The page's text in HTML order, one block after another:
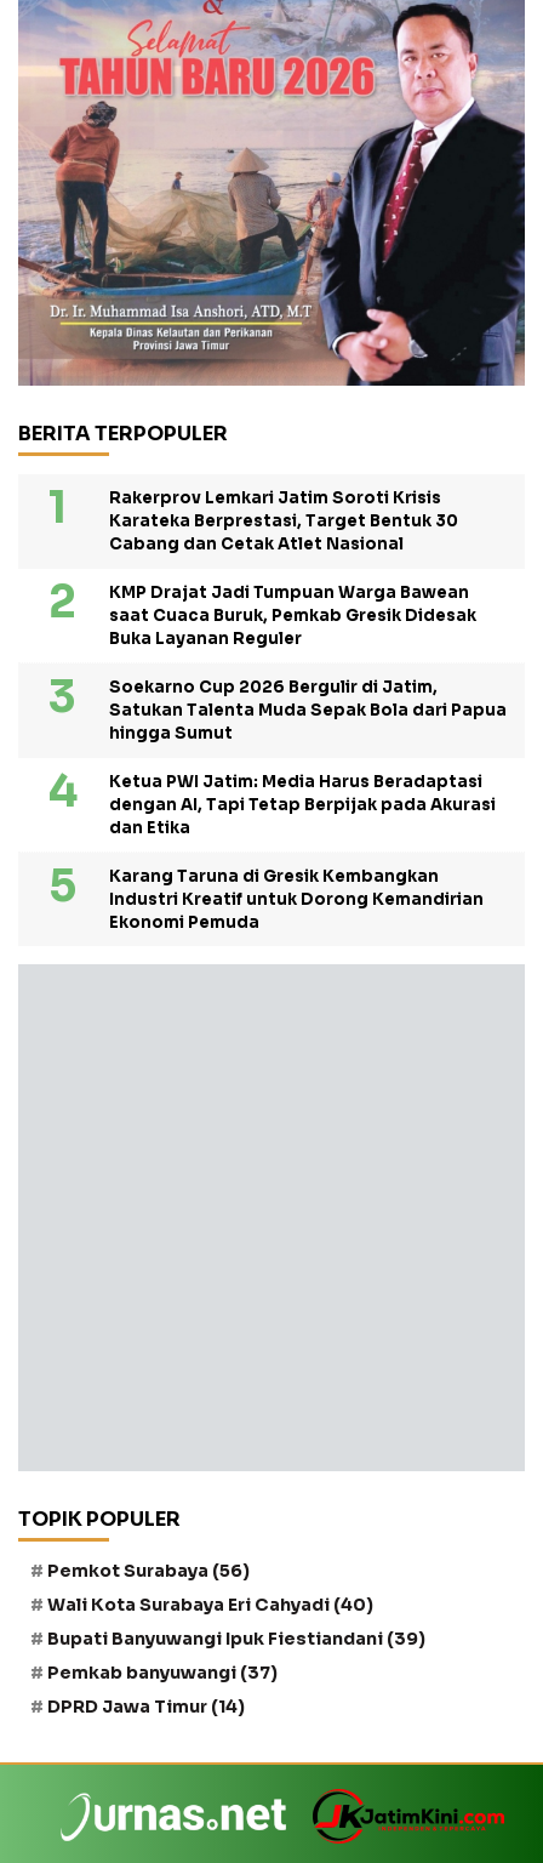
BERITA TERPOPULER
Rakerprov Lemkari Jatim Soroti Krisis
Karateka Berprestasi, Target Bentuk 30
Cabang dan Cetak Atlet Nasional
KMP Drajat Jadi Tumpuan Warga Bawean
saat Cuaca Buruk, Pemkab Gresik Didesak
Buka Layanan Reguler
Soekarno Cup 2026 Bergulir di Jatim,
Satukan Talenta Muda Sepak Bola dari Papua
hingga Sumut
Ketua PWI Jatim: Media Harus Beradaptasi
dengan AI, Tapi Tetap Berpijak pada Akurasi
dan Etika
Karang Taruna di Gresik Kembangkan
Industri Kreatif untuk Dorong Kemandirian
Ekonomi Pemuda
TOPIK POPULER
Pemkot Surabaya (56)
Wali Kota Surabaya Eri Cahyadi (40)
Bupati Banyuwangi Ipuk Fiestiandani (39)
Pemkab banyuwangi (37)
DPRD Jawa Timur (14)